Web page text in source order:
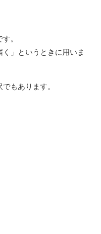
。
」というときに用いま
もあります。